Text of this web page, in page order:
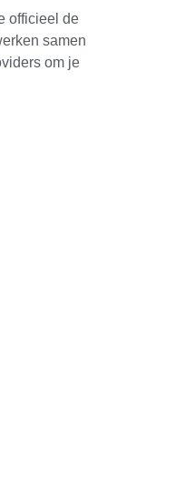
officieel de
samen
om je